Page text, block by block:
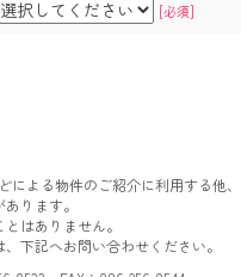
[必須]
よる物件のご紹介に利用する他、
ります。
はありません。
下記へお問い合わせください。